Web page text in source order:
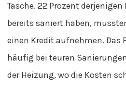
Tasche. 22 Prozent
bereits saniert haben,
einen Kredit aufnehmen. Das
häufig bei teuren
der Heizung, wo die Kosten